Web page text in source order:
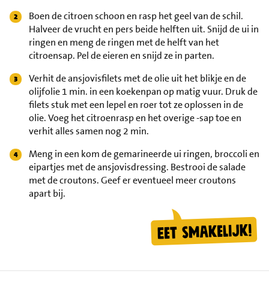
Boen de citroen schoon en rasp het geel van de schil.
Halveer de vrucht en pers beide helften uit. Snijd de ui in
ringen en meng de ringen met de helft van het
citroensap. Pel de eieren en snijd ze in parten.
Verhit de ansjovisfilets met de olie uit het blikje en de
olijfolie 1 min. in een koekenpan op matig vuur. Druk de
filets stuk met een lepel en roer tot ze oplossen in de
olie. Voeg het citroenrasp en het overige -sap toe en
verhit alles samen nog 2 min.
Meng in een kom de gemarineerde ui ringen, broccoli en
eipartjes met de ansjovisdressing. Bestrooi de salade
met de croutons. Geef er eventueel meer croutons
apart bij.